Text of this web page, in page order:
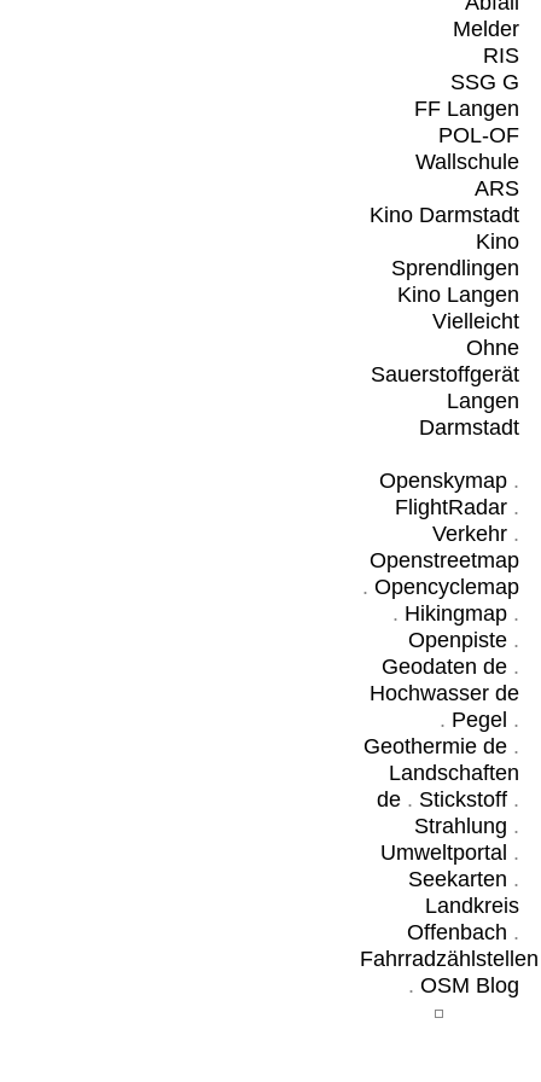
Melder
RIS
SSG G
FF Langen
POL-OF
Wallschule
ARS
Kino Darmstadt
Kino
Sprendlingen
Kino Langen
Vielleicht
Ohne
Sauerstoffgerät
Langen
Darmstadt
Openskymap.
FlightRadar.
Verkehr.
Openstreetmap
. Opencyclemap
. Hikingmap.
Openpiste.
Geodaten de.
Hochwasser de
. Pegel .
Geothermie de.
Landschaften
de. Stickstoff.
Strahlung .
Umweltportal .
Seekarten .
Landkreis
Offenbach .
Fahrradzählstellen
. OSM Blog